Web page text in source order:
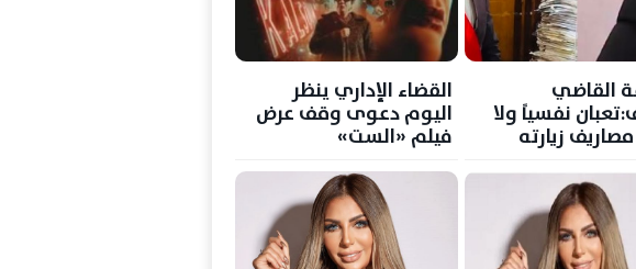
القاضي
نفسياً ولا
زيارته
القضاء الإداري ينظر
اليوم دعوى وقف عرض
فيلم «الست»